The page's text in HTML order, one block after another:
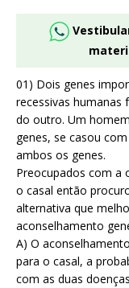
01) Dois genes
recessivas humanas
do outro. Um
genes, se casou
ambos os genes.
Preocupados com a
o casal então
alternativa que
aconselhamento
A) O
para o casal, a
com as duas